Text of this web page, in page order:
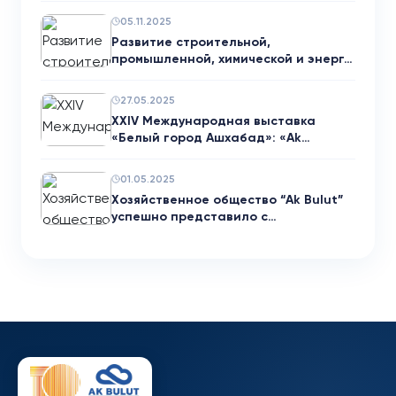
05.11.2025
Развитие строительной,
промышленной, химической и энерг…
27.05.2025
XXIV Международная выставка
«Белый город Ашхабад»: «Ak…
01.05.2025
Хозяйственное общество “Ak Bulut”
успешно представило с…